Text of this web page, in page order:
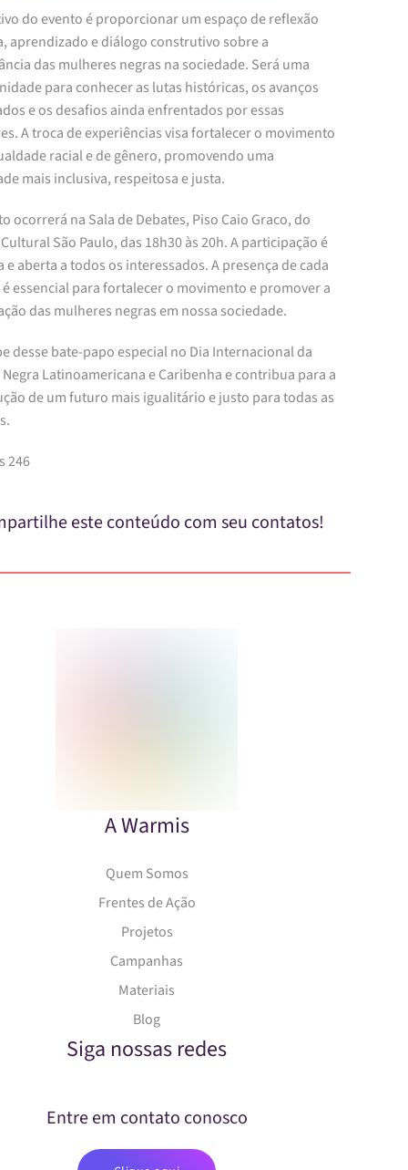
do evento é proporcionar um espaço de reflexão
aprendizado e diálogo construtivo sobre a
das mulheres negras na sociedade. Será uma
para conhecer as lutas históricas, os avanços
e os desafios ainda enfrentados por essas
A troca de experiências visa fortalecer o movimento
racial e de gênero, promovendo uma
mais inclusiva, respeitosa e justa.
ocorrerá na Sala de Debates, Piso Caio Graco, do
São Paulo, das 18h30 às 20h. A participação é
e aberta a todos os interessados. A presença de cada
essencial para fortalecer o movimento e promover a
das mulheres negras em nossa sociedade.
desse bate-papo especial no Dia Internacional da
Latinoamericana e Caribenha e contribua para a
de um futuro mais igualitário e justo para todas as
246
este conteúdo com seu contatos!
A Warmis
Quem Somos
Frentes de Ação
Projetos
Campanhas
Materiais
Blog
Siga nossas redes
Entre em contato conosco